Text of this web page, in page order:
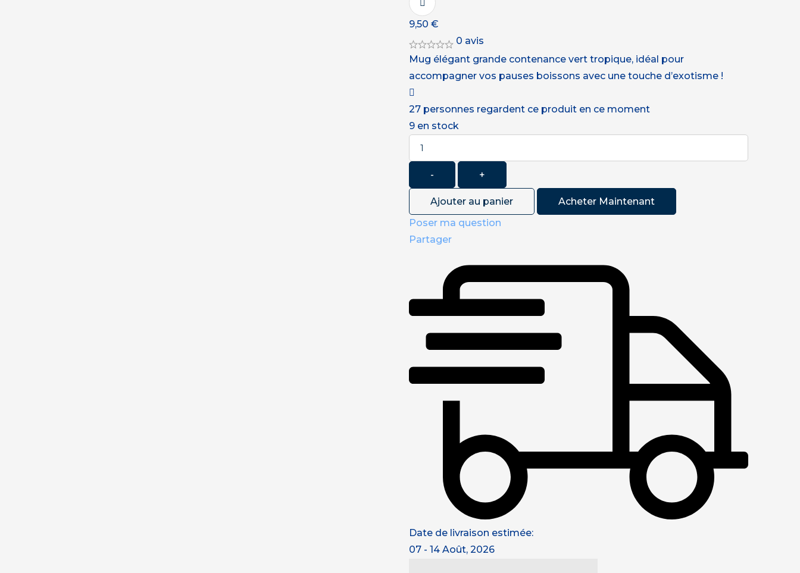
9,50 €
0 avis
Mug élégant grande contenance vert tropique, idéal pour
accompagner vos pauses boissons avec une touche d’exotisme !
27 personnes regardent ce produit en ce moment
9 en stock
Quantité
- +
Ajouter au panier
Acheter Maintenant
Poser ma question
Partager
Date de livraison estimée:
07 - 14 Août, 2026